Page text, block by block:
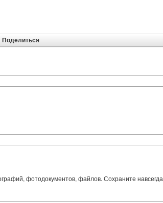
Поделиться
фотодокументов, файлов. Сохраните